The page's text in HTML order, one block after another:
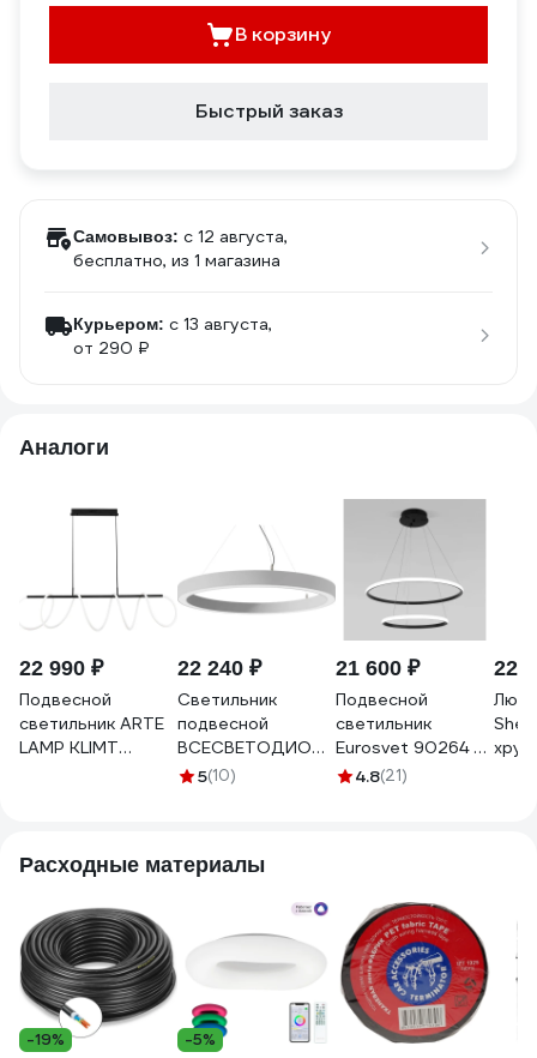
В корзину
Быстрый заказ
Самовывоз: c 12 августа,
бесплатно, из 1 магазина
Курьером: c 13 августа,
от 290 ₽
Аналоги
22 990 ₽
Подвесной
светильник ARTE
LAMP KLIMT
22 240 ₽
Светильник
подвесной
ВСЕСВЕТОДИОДЫ
Hoop 85Вт,
vs-ds-Hoop-
5(10)
21 600 ₽
Подвесной
светильник
Eurosvet 90264 2
черный a058973
4.8(21)
22
Расходные материалы
-19% -5%